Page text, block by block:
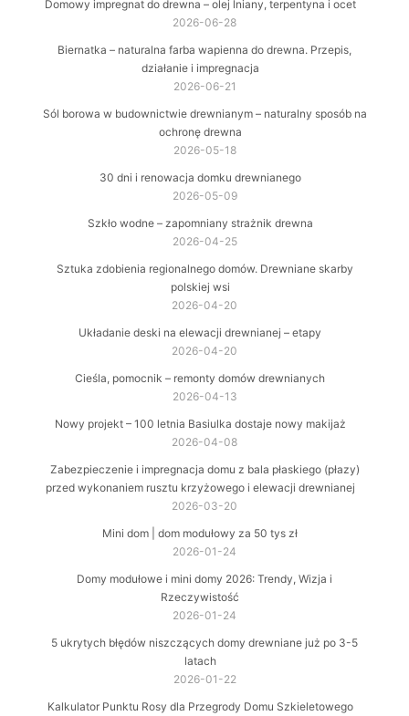
Domowy impregnat do drewna – olej lniany, terpentyna i ocet
2026-06-28
Biernatka – naturalna farba wapienna do drewna. Przepis,
działanie i impregnacja
2026-06-21
Sól borowa w budownictwie drewnianym – naturalny sposób na
ochronę drewna
2026-05-18
30 dni i renowacja domku drewnianego
2026-05-09
Szkło wodne – zapomniany strażnik drewna
2026-04-25
Sztuka zdobienia regionalnego domów. Drewniane skarby
polskiej wsi
2026-04-20
Układanie deski na elewacji drewnianej – etapy
2026-04-20
Cieśla, pomocnik – remonty domów drewnianych
2026-04-13
Nowy projekt – 100 letnia Basiulka dostaje nowy makijaż
2026-04-08
Zabezpieczenie i impregnacja domu z bala płaskiego (płazy)
przed wykonaniem rusztu krzyżowego i elewacji drewnianej
2026-03-20
Mini dom | dom modułowy za 50 tys zł
2026-01-24
Domy modułowe i mini domy 2026: Trendy, Wizja i
Rzeczywistość
2026-01-24
5 ukrytych błędów niszczących domy drewniane już po 3-5
latach
2026-01-22
Kalkulator Punktu Rosy dla Przegrody Domu Szkieletowego